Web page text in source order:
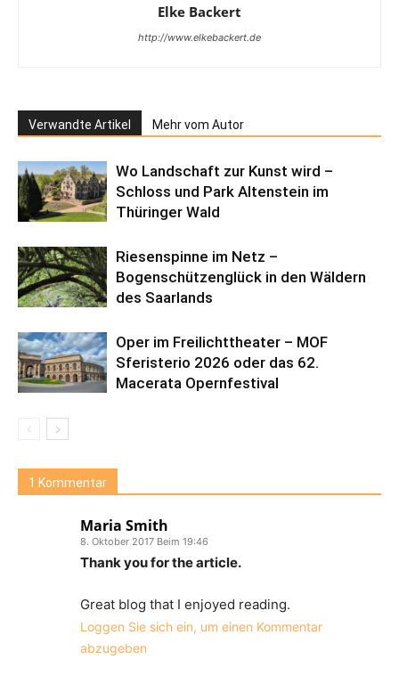
Elke Backert
http://www.elkebackert.de
Verwandte Artikel Mehr vom Autor
Wo Landschaft zur Kunst wird –
Schloss und Park Altenstein im
Thüringer Wald
Riesenspinne im Netz –
Bogenschützenglück in den Wäldern
des Saarlands
Oper im Freilichttheater – MOF
Sferisterio 2026 oder das 62.
Macerata Opernfestival
1 Kommentar
Maria Smith
8. Oktober 2017 Beim 19:46
Thank you for the article.
Great blog that I enjoyed reading.
Loggen Sie sich ein, um einen Kommentar
abzugeben